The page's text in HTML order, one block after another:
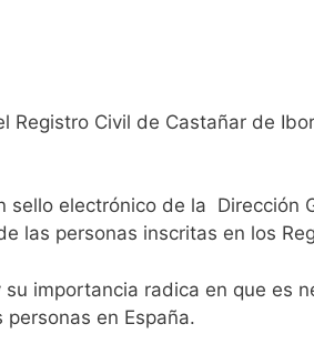
Civil de Castañar de
electrónico de la Dirección
las personas inscritas en los
importancia radica en que es
en España.